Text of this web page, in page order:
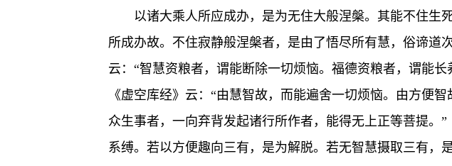
以诸大乘人所应成办，是为无住大般涅槃。其能不住生
所成办故。不住寂静般涅槃者，是由了悟尽所有慧，俗谛道
云：“智慧资粮者，谓能断除一切烦恼。福德资粮者，谓能
《虚空库经》云：“由慧智故，而能遍舍一切烦恼。由方便
众生事者，一向弃背发起诸行所作者，能得无上正等菩提。
系缚。若以方便趣向三有，是为解脱。若无智慧摄取三有，